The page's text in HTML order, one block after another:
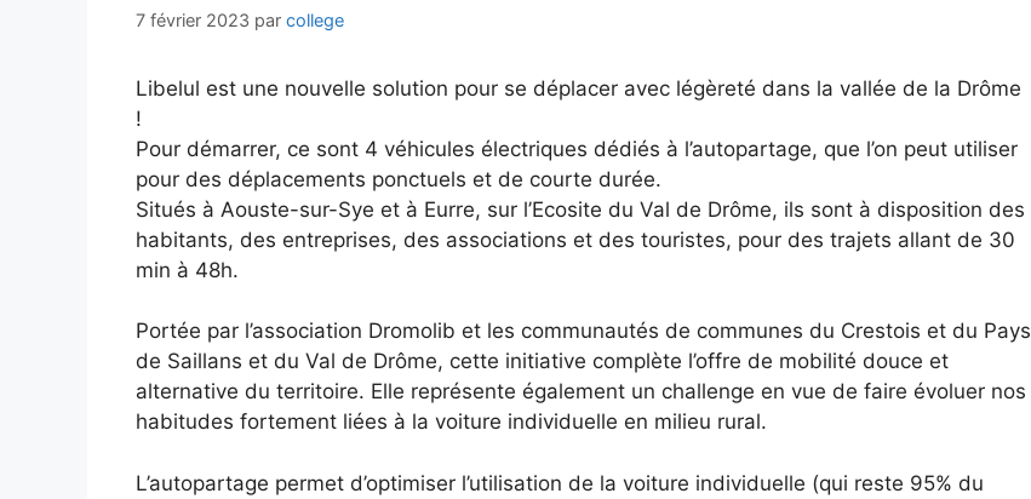
7 février 2023 par college
Libelul est une nouvelle solution pour se déplacer avec légèreté dans la vallée de la Drôme
!
Pour démarrer, ce sont 4 véhicules électriques dédiés à l’autopartage, que l’on peut utiliser
pour des déplacements ponctuels et de courte durée.
Situés à Aouste-sur-Sye et à Eurre, sur l’Ecosite du Val de Drôme, ils sont à disposition des
habitants, des entreprises, des associations et des touristes, pour des trajets allant de 30
min à 48h.
Portée par l’association Dromolib et les communautés de communes du Crestois et du Pays
de Saillans et du Val de Drôme, cette initiative complète l’offre de mobilité douce et
alternative du territoire. Elle représente également un challenge en vue de faire évoluer nos
habitudes fortement liées à la voiture individuelle en milieu rural.
L’autopartage permet d’optimiser l’utilisation de la voiture individuelle (qui reste 95% du